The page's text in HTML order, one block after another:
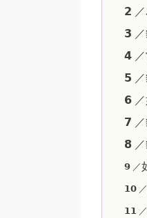
𝟮 ／
𝟯
𝟰 ／
𝟱
𝟲
𝟳 ／
𝟴
𝟵 ／
𝟭𝟬 ／
𝟭𝟭 ／